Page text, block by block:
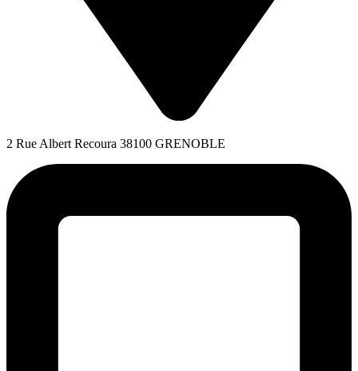
2 Rue Albert Recoura 38100 GRENOBLE